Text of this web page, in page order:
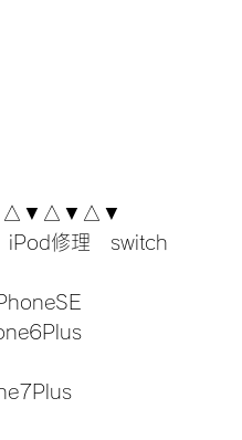
iPod修理　switch